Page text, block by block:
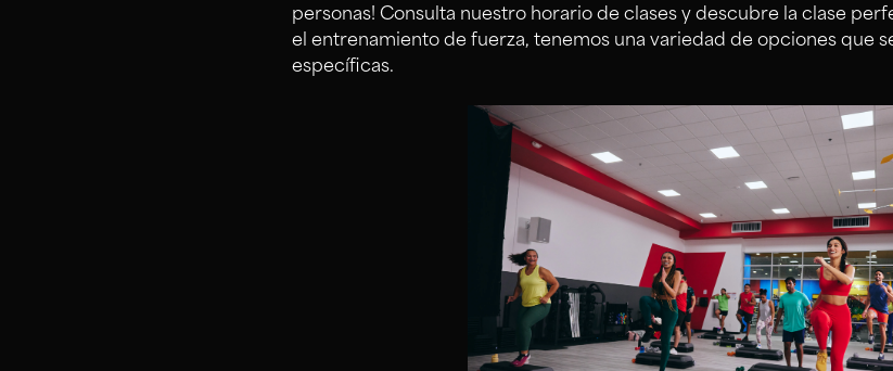
personas! Consulta nuestro horario de clases y descubre la clase
el entrenamiento de fuerza, tenemos una variedad de opciones que
específicas.